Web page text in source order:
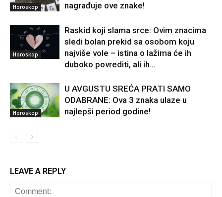
Horoskop
nagrađuje ove znake!
Horoskop
Raskid koji slama srce: Ovim znacima
sledi bolan prekid sa osobom koju
najviše vole – istina o lažima će ih
duboko povrediti, ali ih...
Horoskop
U AVGUSTU SREĆA PRATI SAMO
ODABRANE: Ova 3 znaka ulaze u
najlepši period godine!
LEAVE A REPLY